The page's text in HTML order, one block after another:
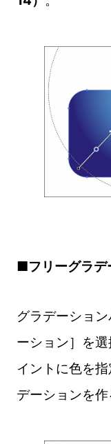
■フリーグラデ
グラデーショ
ーション］を
イントに色を
デーションを